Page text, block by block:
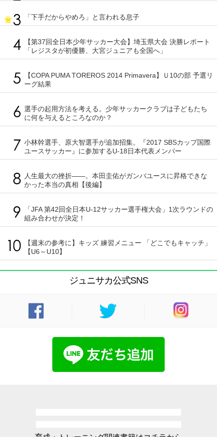
「下手だからやめろ」と言われる息子
【第37回全日本少年サッカー大会】埼玉県大会 決勝レポート
「レジスタが初優勝、大宮ジュニアも全国へ」
【COPA PUMA TOREROS 2014 Primavera】Ｕ10の部 予選リ
ーグ結果
選手の起用方法を考える。少年サッカークラブは子どもたち
に何を与えるところなのか？
小林幹選手、原大智選手が追加招集。『2017 SBSカップ国際
ユースサッカー』に参加するU-18日本代表メンバー
人生最大の挫折――。本田圭佑がガンバユースに昇格できな
かった本当の真相【後編】
「JFA 第42回全日本U-12サッカー選手権大会」1次ラウンドの
組み合わせが決定！
【週末の参考に】キッズ 練習メニュー 「どこでもキャッチ」
【U6～U10】
ジュニサカ公式SNS